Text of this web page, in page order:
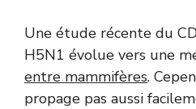
Une étude récente du
H5N1 évolue vers une
entre mammifères.
propage pas aussi